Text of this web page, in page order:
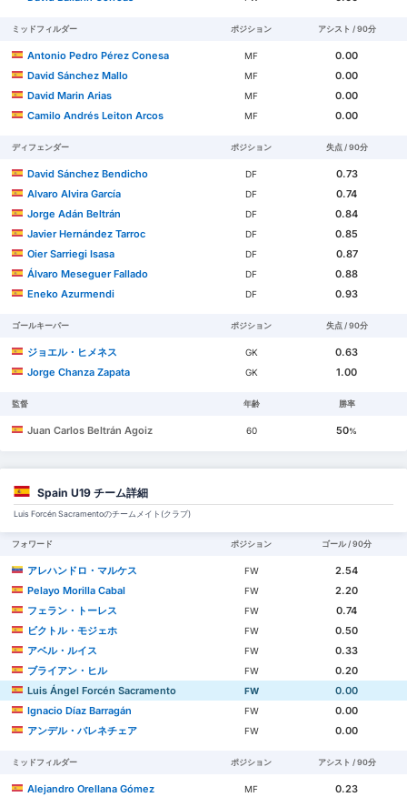
ミッドフィルダー ポジション アシスト / 90分
Antonio Pedro Pérez Conesa MF
0.00
David Sánchez Mallo
MF
0.00
David Marin Arias
MF
0.00
Camilo Andrés Leiton Arcos
MF 0.00
ディフェンダー ポジション 失点 / 90分
David Sánchez Bendicho DF
0.73
Alvaro Alvira García
DF
0.74
Jorge Adán Beltrán
DF
0.84
Javier Hernández Tarroc
DF
0.85
Oier Sarriegi Isasa
DF
0.87
Álvaro Meseguer Fallado
DF
0.88
Eneko Azurmendi
DF 0.93
ゴールキーパー ポジション 失点 / 90分
ジョエル・ヒメネス GK
0.63
Jorge Chanza Zapata
GK 1.00
監督 年齢 勝率
Juan Carlos Beltrán Agoiz 60 50%
Spain U19 チーム詳細
Luis Forcén Sacramentoのチームメイト(クラブ)
フォワード ポジション ゴール / 90分
アレハンドロ・マルケス FW
2.54
Pelayo Morilla Cabal
FW
2.20
フェラン・トーレス
FW
0.74
ビクトル・モジェホ
FW
0.50
アベル・ルイス
FW
0.33
ブライアン・ヒル
FW
0.20
Luis Ángel Forcén Sacramento
FW
0.00
Ignacio Díaz Barragán
FW
0.00
アンデル・バレネチェア
FW 0.00
ミッドフィルダー ポジション アシスト / 90分
Alejandro Orellana Gómez MF
0.23